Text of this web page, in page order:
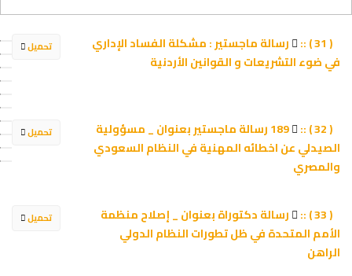
تحميل
رسالة ماجستير : مشكلة الفساد الإداري
في ضوء التشريعات و القوانين الأردنية
تحميل
189 رسالة ماجستير بعنوان _ مسؤولية
الصيدلي عن اخطائه المهنية في النظام السعودي
والمصري
تحميل
رسالة دكتوراة بعنوان _ إصلاح منظمة
الأمم المتحدة في ظل تطورات النظام الدولي
الراهن